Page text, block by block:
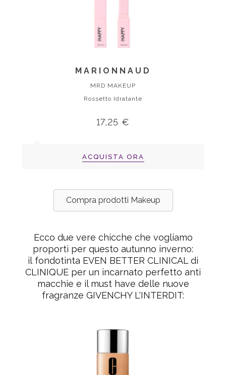
MARIONNAUD
MRD MAKEUP
Rossetto Idratante
17,25 €
ACQUISTA ORA
Compra prodotti Makeup
Ecco due vere chicche che vogliamo
proporti per questo autunno inverno:
il fondotinta EVEN BETTER CLINICAL di
CLINIQUE per un incarnato perfetto anti
macchie e il must have delle nuove
fragranze GIVENCHY L'INTERDIT: